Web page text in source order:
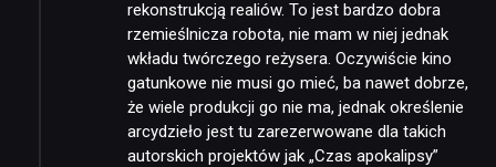
rekonstrukcją realiów. To jest bardzo dobra
rzemieślnicza robota, nie mam w niej jednak
wkładu twórczego reżysera. Oczywiście kino
gatunkowe nie musi go mieć, ba nawet dobrze,
że wiele produkcji go nie ma, jednak określenie
arcydzieło jest tu zarezerwowane dla takich
autorskich projektów jak „Czas apokalipsy”